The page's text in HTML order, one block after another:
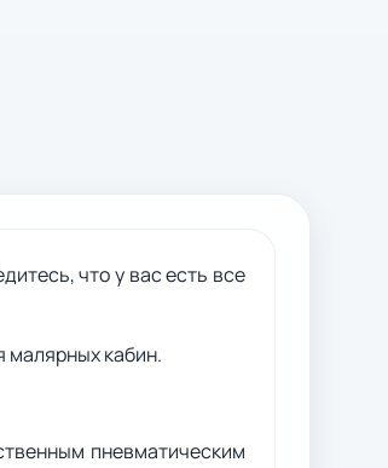
что у вас есть все
малярных кабин.
пневматическим